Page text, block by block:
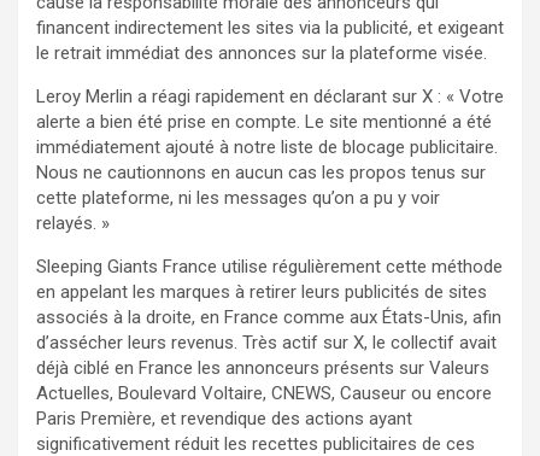
financent indirectement les sites via la publicité, et exigeant
le retrait immédiat des annonces sur la plateforme visée.
Leroy Merlin a réagi rapidement en déclarant sur X : « Votre
alerte a bien été prise en compte. Le site mentionné a été
immédiatement ajouté à notre liste de blocage publicitaire.
Nous ne cautionnons en aucun cas les propos tenus sur
cette plateforme, ni les messages qu’on a pu y voir
relayés. »
Sleeping Giants France utilise régulièrement cette méthode
en appelant les marques à retirer leurs publicités de sites
associés à la droite, en France comme aux États-Unis, afin
d’assécher leurs revenus. Très actif sur X, le collectif avait
déjà ciblé en France les annonceurs présents sur Valeurs
Actuelles, Boulevard Voltaire, CNEWS, Causeur ou encore
Paris Première, et revendique des actions ayant
significativement réduit les recettes publicitaires de ces